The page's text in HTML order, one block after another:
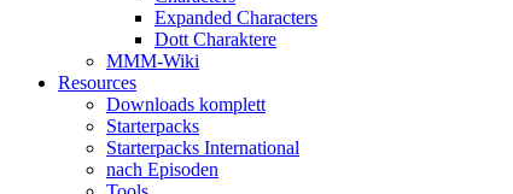
Expanded Characters
Dott Charaktere
MMM-Wiki
Resources
Downloads komplett
Starterpacks
Starterpacks International
nach Episoden